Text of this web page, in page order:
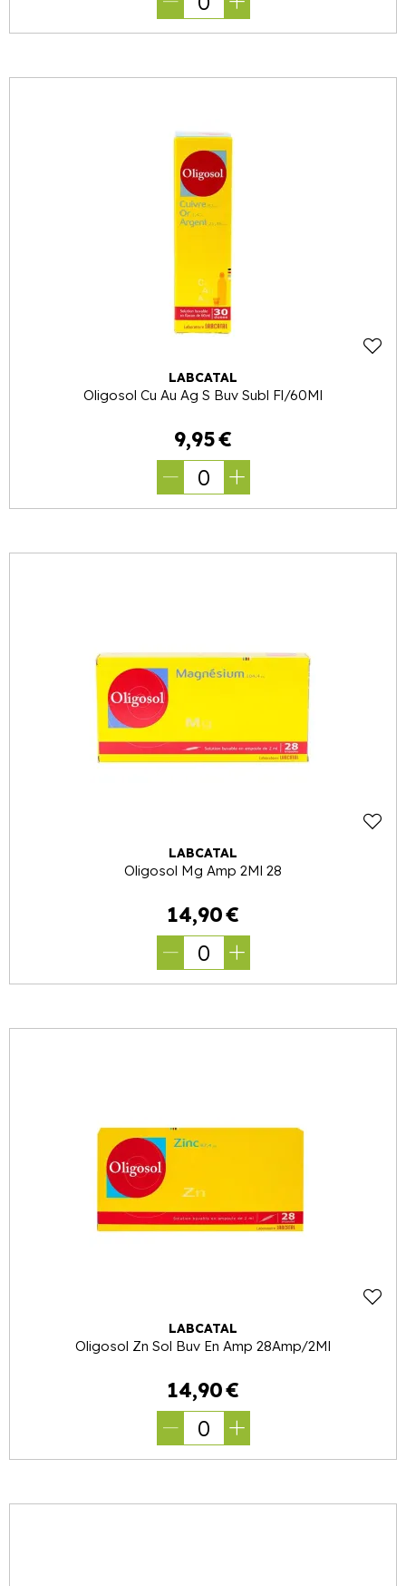
LABCATAL
Oligosol Cu Au Ag S Buv Subl Fl/60Ml
9,95€
0
LABCATAL
Oligosol Mg Amp 2Ml 28
14,90€
0
LABCATAL
Oligosol Zn Sol Buv En Amp 28Amp/2Ml
14,90€
0